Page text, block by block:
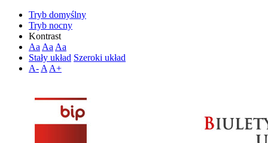
Tryb domyślny
Tryb nocny
Kontrast
Aa Aa Aa
Stały układ Szeroki układ
A- A A+